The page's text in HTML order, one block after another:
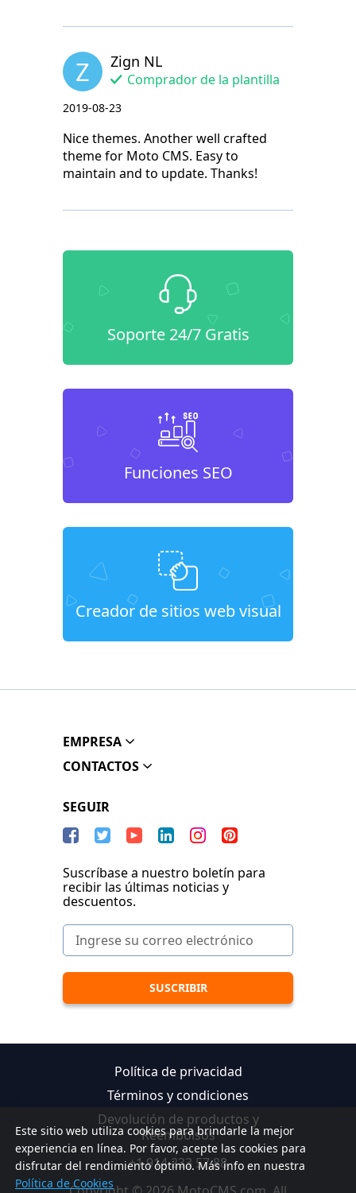
Z Zign NL
Comprador de la plantilla
2019-08-23
Nice themes. Another well crafted
theme for Moto CMS. Easy to
maintain and to update. Thanks!
Soporte 24/7 Gratis
Funciones SEO
Creador de sitios web visual
Este sitio web utiliza cookies para brindarle la mejor
experiencia en línea. Por favor, acepte las cookies para
disfrutar del rendimiento óptimo. Más info en nuestra
Política de Cookies
EMPRESA
CONTACTOS
SEGUIR
Suscríbase a nuestro boletín para
recibir las últimas noticias y
descuentos.
Política de privacidad
Términos y condiciones
Devolución de productos y
Reembolsos
+1 914 233 57 88